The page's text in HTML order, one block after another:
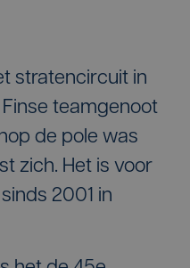
stratencircuit in
teamgenoot
de pole was
zich. Het is voor
2001 in